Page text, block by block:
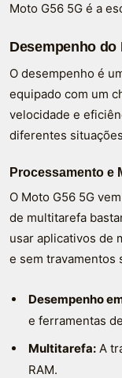
Moto G56 5G é a
Desempenho do
O desempenho é
equipado com um
velocidade e
diferentes
Processamento e
O Moto G56 5G
de multitarefa
usar aplicativos de
e sem travamentos
Desempenho
e ferramentas
Multitarefa: A
RAM.